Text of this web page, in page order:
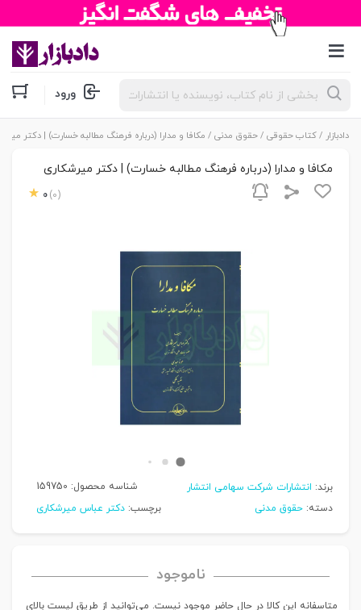
جستجوی
محصولات ورود
دادبازار /کتاب حقوقی /حقوق مدنی / مکافا و مدارا (درباره فرهنگ مطالبه خسارت) | دکتر
مکافا و مدارا (درباره فرهنگ مطالبه خسارت) | دکتر میرشکاری
0 (0)
برند: انتشارات شرکت سهامی انتشار شناسه محصول: 159750
دسته: حقوق مدنی برچسب: دکتر عباس میرشکاری
ناموجود
متاسفانه این کالا در حال حاضر موجود نیست. می‌توانید از طریق لیست بالای